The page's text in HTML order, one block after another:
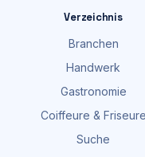
Verzeichnis
Branchen
Handwerk
Gastronomie
Coiffeure & Friseure
Suche